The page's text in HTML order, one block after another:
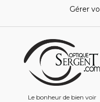
Le bonheur de bien voir
Gérer